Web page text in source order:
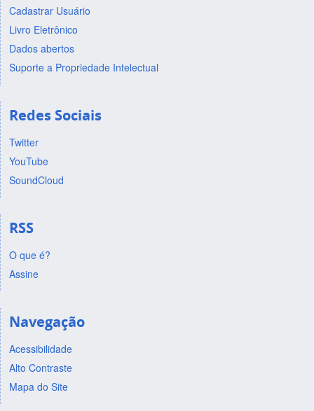
Cadastrar Usuário
Livro Eletrônico
Dados abertos
Suporte a Propriedade Intelectual
Redes Sociais
Twitter
YouTube
SoundCloud
RSS
O que é?
Assine
Navegação
Acessibilidade
Alto Contraste
Mapa do Site